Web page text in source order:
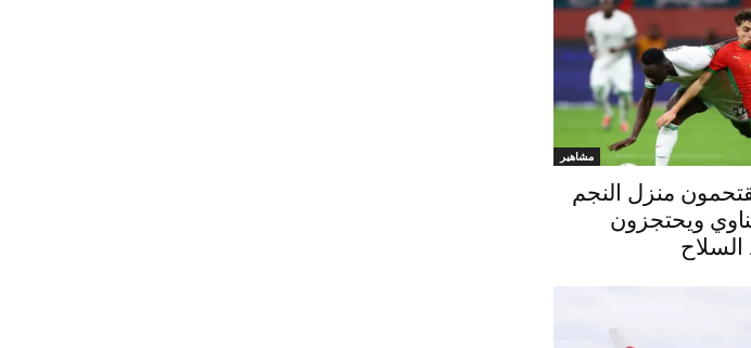
مشاهير
يقتحمون منزل النجم
ويحتجزون
السلاح